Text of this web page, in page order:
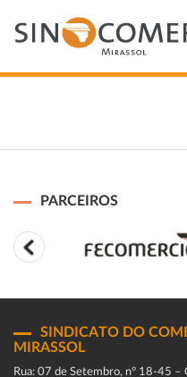
PARCEIROS
SINDICATO DO
MIRASSOL
Rua: 07 de Setembro, n° 18-45 –